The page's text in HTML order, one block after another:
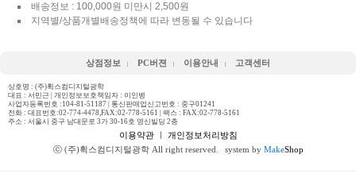
배송정보 : 100,000원 미만시 2,500원
지역별/상품개별배송정책에 따라 변동될 수 있습니다
상점정보 PC버젼 이용안내 고객센터
상호명 : (주)휙스컴디지털광학
대표 : 서민근 | 개인정보보호책임자 : 이인병
사업자등록번호 :104-81-51187 | 통신판매업신고번호 : 중구01241
전화 : 대표번호:02-774-4478,FAX:02-778-5161 | 팩스 : FAX:02-778-5161
주소 : 서울시 중구 남대문로 3가 30-16호 영신빌딩 2층
이용약관ㅣ 개인정보처리방침
ⓒ (주)휙스컴디지털광학 All right reserved.
system by MakeShop